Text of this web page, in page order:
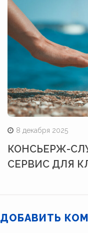
8 декабря 2025
КОНСЬЕРЖ-
СЕРВИС ДЛЯ
ДОБАВИТЬ